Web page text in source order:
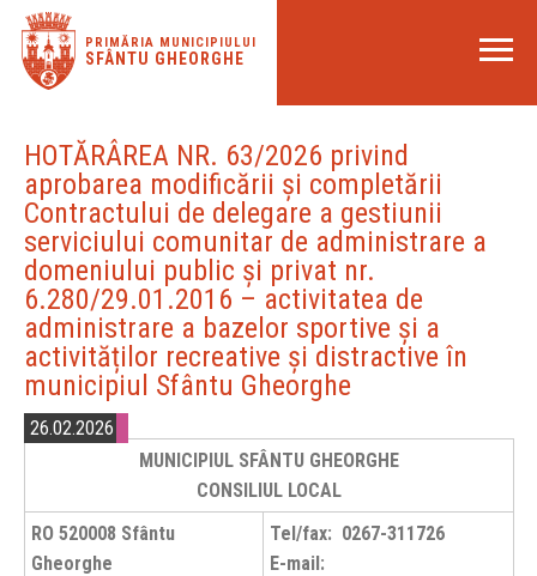
PRIMĂRIA MUNICIPIULUI
SFÂNTU GHEORGHE
HOTĂRÂREA NR. 63/2026 privind
aprobarea modificării şi completării
Contractului de delegare a gestiunii
serviciului comunitar de administrare a
domeniului public şi privat nr.
6.280/29.01.2016 – activitatea de
administrare a bazelor sportive şi a
activităților recreative şi distractive în
municipiul Sfântu Gheorghe
26.02.2026
MUNICIPIUL SFÂNTU GHEORGHE
CONSILIUL LOCAL
RO 520008 Sfântu
Gheorghe
Tel/fax: 0267-311726
E-mail: